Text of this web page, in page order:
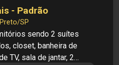
- Padrão
SP
sendo 2 suítes
closet, banheira de
TV, sala de jantar, 2